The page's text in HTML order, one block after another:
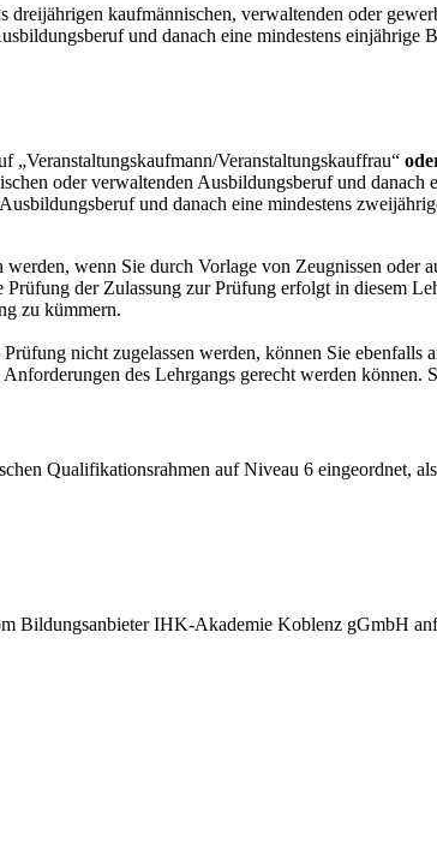
kaufmännischen, verwaltenden oder
und danach eine mindestens
„Veranstaltungskaufmann/Veranstaltungskauffrau“
oder verwaltenden Ausbildungsberuf und danach
und danach eine mindestens
wenn Sie durch Vorlage von Zeugnissen oder
der Zulassung zur Prüfung erfolgt in diesem
zu kümmern.
nicht zugelassen werden, können Sie ebenfalls
des Lehrgangs gerecht werden können.
Qualifikationsrahmen auf Niveau 6 eingeordnet,
Bildungsanbieter IHK-Akademie Koblenz gGmbH